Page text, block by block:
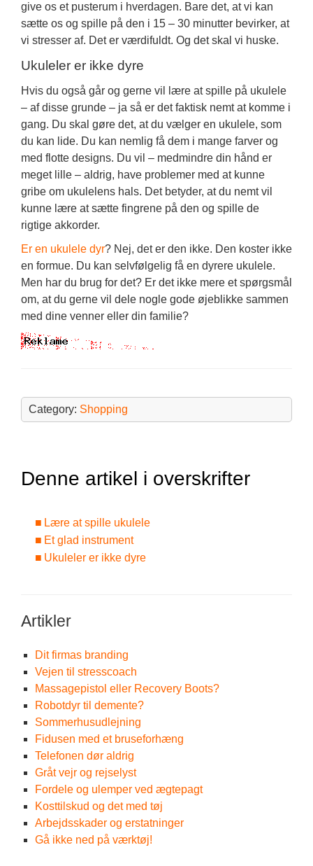
give os et pusterum i hverdagen. Bare det, at vi kan
sætte os og spille på den i 15 – 30 minutter bevirker, at
vi stresser af. Det er værdifuldt. Og det skal vi huske.
Ukuleler er ikke dyre
Hvis du også går og gerne vil lære at spille på ukulele
– af disse grunde – ja så er det faktisk nemt at komme i
gang. Du skal gøre det, at du vælger en ukulele, som
du kan lide. Du kan nemlig få dem i mange farver og
med flotte designs. Du vil – medmindre din hånd er
meget lille – aldrig, have problemer med at kunne
gribe om ukulelens hals. Det betyder, at du nemt vil
kunne lære at sætte fingrene på den og spille de
rigtige akkorder.
Er en ukulele dyr? Nej, det er den ikke. Den koster ikke
en formue. Du kan selvfølgelig få en dyrere ukulele.
Men har du brug for det? Er det ikke mere et spørgsmål
om, at du gerne vil dele nogle gode øjeblikke sammen
med dine venner eller din familie?
Category: Shopping
Denne artikel i overskrifter
Lære at spille ukulele
Et glad instrument
Ukuleler er ikke dyre
Artikler
Dit firmas branding
Vejen til stresscoach
Massagepistol eller Recovery Boots?
Robotdyr til demente?
Sommerhusudlejning
Fidusen med et bruseforhæng
Telefonen dør aldrig
Gråt vejr og rejselyst
Fordele og ulemper ved ægtepagt
Kosttilskud og det med tøj
Arbejdsskader og erstatninger
Gå ikke ned på værktøj!